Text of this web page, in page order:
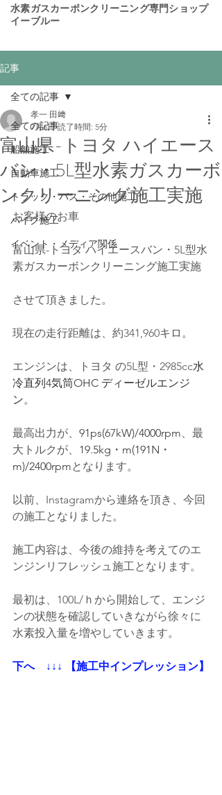
​水素ガスカーボンクリーニング専門ショップ
イーブルー
記事
全ての記事
船舶施工
自動車施工
トラック・バス・その他施工
バイク施工
イベント・メディア関係
全ての記事
富山県-トヨタ ハイエース
バン・5L型水素ガスカーボ
ンクリーニング施工実施
孝一 田﨑
7月6日 読了時間: 5分
お客様のお車
富山県-トヨタ ハイエースバン・5L型水
素ガスカーボンクリーニング施工実施
させて頂きました。
現在の走行距離は、約341,960キロ。
エンジンは、トヨタ の5L型 ・2985cc水
冷直列4気筒OHC ディーゼルエンジ
ン。
最高出力が、 91ps(67kW)/4000rpm、最
大トルクが、 19.5kg・m(191N・
m)/2400rpmとなります。
以前、Instagramから連絡を頂き、今回
の施工となりました。
施工内容は、今後の維持を考えてのエ
ンジンリフレッシュ施工となります。
最初は、100L/ｈから開始して、エンジ
ンの状態を確認していきながら徐々に
水素投入量を増やしていきます。
下へ    ↓↓↓ 【施工中インプレッション】